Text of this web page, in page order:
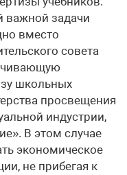
важной задачи
вместо
совета
школьных
просвещения
индустрии,
В этом случае
экономическое
не прибегая к